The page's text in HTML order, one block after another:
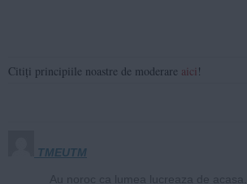
Citiți principiile noastre de moderare aici !
TMEUTM